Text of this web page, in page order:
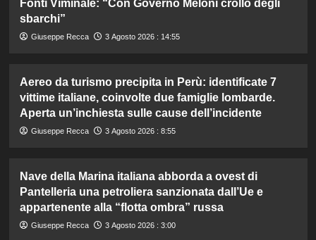
Fonti Viminale: “Con Governo Meloni crollo degli
sbarchi”
Giuseppe Recca 3 Agosto 2026 : 14:55
Aereo da turismo precipita in Perù: identificate 7
vittime italiane, coinvolte due famiglie lombarde.
Aperta un’inchiesta sulle cause dell’incidente
Giuseppe Recca 3 Agosto 2026 : 8:55
Nave della Marina italiana abborda a ovest di
Pantelleria una petroliera sanzionata dall’Ue e
appartenente alla “flotta ombra” russa
Giuseppe Recca 3 Agosto 2026 : 3:00